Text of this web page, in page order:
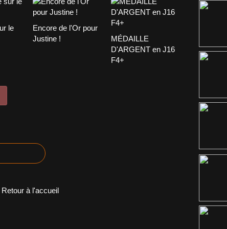
le
Encore de l'Or pour
Justine !
MÉDAILLE
D'ARGENT en J16
F4+
Retour à l'accueil